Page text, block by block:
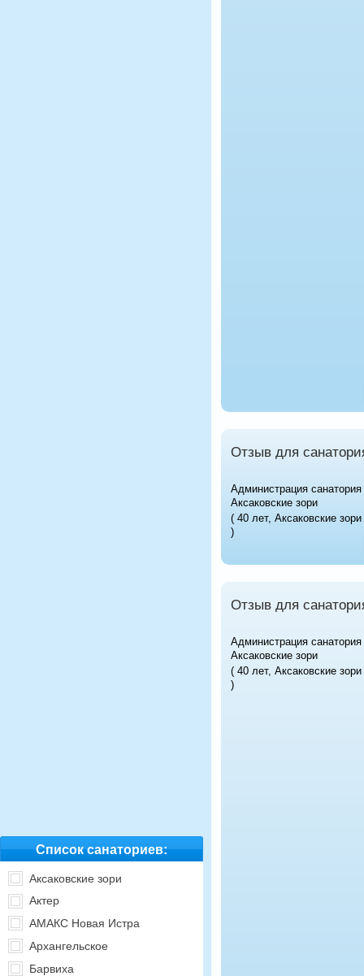
Список санаториев:
Аксаковские зори
Актер
АМАКС Новая Истра
Архангельское
Барвиха
Отзыв для
Администрация санатория
Аксаковские зори
( 40 лет, Аксаковские зори
)
Отзыв для
Администрация санатория
Аксаковские зори
( 40 лет, Аксаковские зори
)